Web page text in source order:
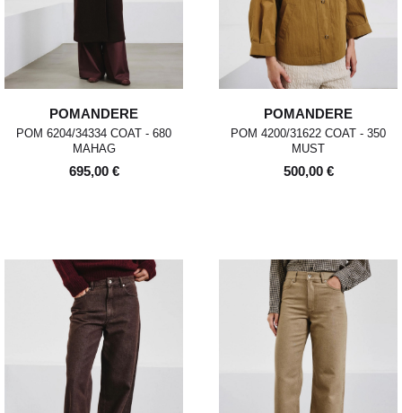
POMANDERE
POM 6204/34334 COAT - 680
MAHAG
695,00 €
POMANDERE
POM 4200/31622 COAT - 350
MUST
500,00 €